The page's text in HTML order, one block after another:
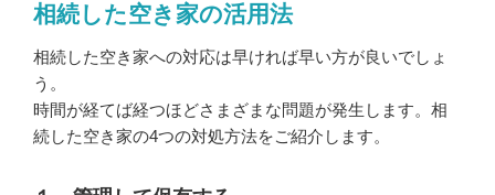
相続した空き家の活用法
相続した空き家への対応は早ければ早い方が良いでしょ
う。
時間が経てば経つほどさまざまな問題が発生します。相
続した空き家の4つの対処方法をご紹介します。